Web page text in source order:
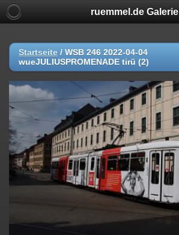
ruemmel.de Galerie
Startseite / WSB 246 2022-04-04
wueJULIUSPROMENADE tirü (2)